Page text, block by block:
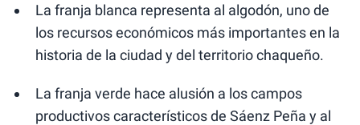
La franja blanca representa al algodón, uno de
los recursos económicos más importantes en la
historia de la ciudad y del territorio chaqueño.
La franja verde hace alusión a los campos
productivos característicos de Sáenz Peña y al